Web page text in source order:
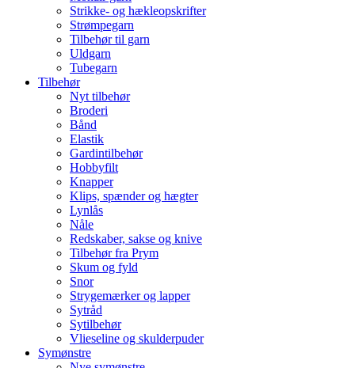
Strikke- og hækleopskrifter
Strømpegarn
Tilbehør til garn
Uldgarn
Tubegarn
Tilbehør
Nyt tilbehør
Broderi
Bånd
Elastik
Gardintilbehør
Hobbyfilt
Knapper
Klips, spænder og hægter
Lynlås
Nåle
Redskaber, sakse og knive
Tilbehør fra Prym
Skum og fyld
Snor
Strygemærker og lapper
Sytråd
Sytilbehør
Vlieseline og skulderpuder
Symønstre